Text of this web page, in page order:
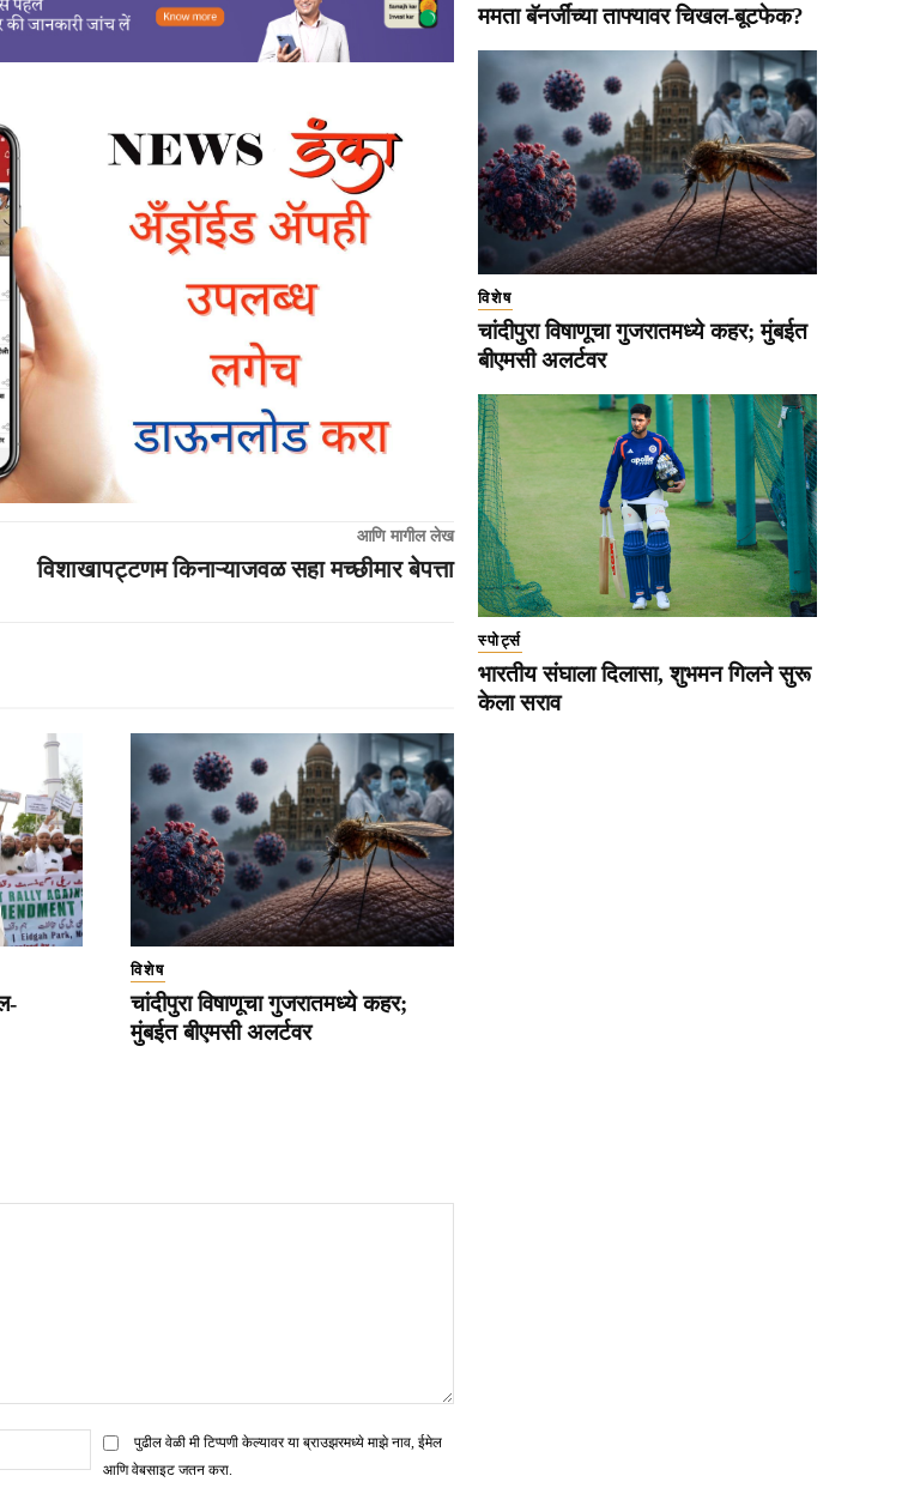
आणि मागील लेख
विशाखापट्टणम किनाऱ्याजवळ सहा मच्छीमार बेपत्ता
विशेष
चांदीपुरा विषाणूचा गुजरातमध्ये कहर;
मुंबईत बीएमसी अलर्टवर
मेल*
पुढील वेळी मी टिप्पणी केल्यावर या ब्राउझरमध्ये माझे नाव, ईमेल
आणि वेबसाइट जतन करा.
ममता बॅनर्जींच्या ताफ्यावर चिखल-बूटफेक?
विशेष
चांदीपुरा विषाणूचा गुजरातमध्ये कहर; मुंबईत
बीएमसी अलर्टवर
स्पोर्ट्स
भारतीय संघाला दिलासा, शुभमन गिलने सुरू
केला सराव